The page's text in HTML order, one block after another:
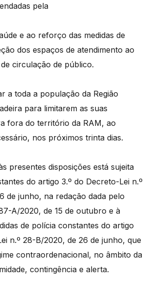
pela
e ao reforço das medidas de
dos espaços de atendimento ao
circulação de público.
a toda a população da Região
para limitarem as suas
fora do território da RAM, ao
nos próximos trinta dias.
presentes disposições está sujeita
do artigo 3.º do Decreto-Lei n.º
de junho, na redação dada pelo
A/2020, de 15 de outubro e à
de polícia constantes do artigo
n.º 28-B/2020, de 26 de junho, que
contraordenacional, no âmbito da
contingência e alerta.